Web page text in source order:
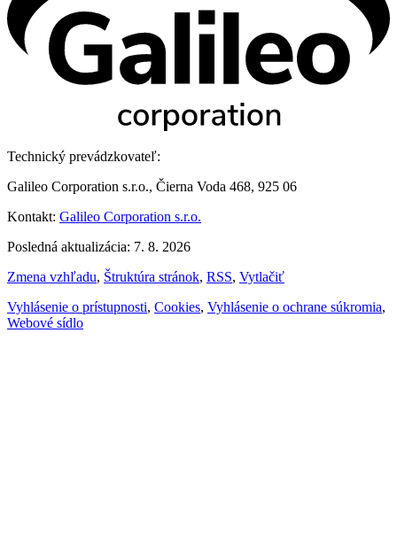
Technický prevádzkovateľ:
Galileo Corporation s.r.o., Čierna Voda 468, 925 06
Kontakt: Galileo Corporation s.r.o.
Posledná aktualizácia: 7. 8. 2026
Zmena vzhľadu, Štruktúra stránok, RSS, Vytlačiť
Vyhlásenie o prístupnosti, Cookies, Vyhlásenie o ochrane súkromia,
Webové sídlo